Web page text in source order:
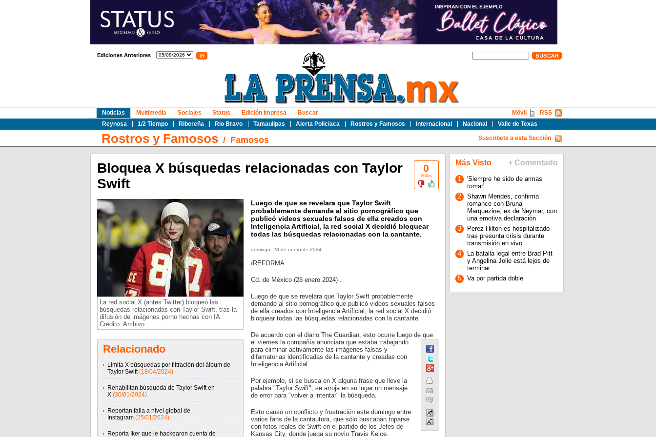
Ediciones Anteriores
Noticias
Reynosa
1/2 Tiempo Ribereña Rio Bravo Tamaulipas Alerta Policiaca Rostros y Famosos Internacional Nacional Valle de Texas
Multimedia Sociales Status Edición Impresa Buscar RSS
Móvil
Rostros y Famosos/ Famosos Suscribete a esta Sección
0
Votos
Bloquea X búsquedas relacionadas con Taylor
Swift
La red social X (antes Twitter) bloqueó las
búsquedas relacionadas con Taylor Swift, tras la
difusión de imágenes porno hechas con IA.
Crédito: Archivo
Relacionado
Limita X búsquedas por filtración del álbum de
Taylor Swift (18/04/2024)
Rehabilitan búsqueda de Taylor Swift en
X (30/01/2024)
Reportan falla a nivel global de
Instagram (25/01/2024)
Reporta Iker que le hackearon cuenta de
Luego de que se revelara que Taylor Swift
probablemente demande al sitio pornográfico que
publicó videos sexuales falsos de ella creados con
Inteligencia Artificial, la red social X decidió bloquear
todas las búsquedas relacionadas con la cantante.
domingo, 28 de enero de 2024
/REFORMA
Cd. de México (28 enero 2024) .
Luego de que se revelara que Taylor Swift probablemente
demande al sitio pornográfico que publicó videos sexuales falsos
de ella creados con Inteligencia Artificial, la red social X decidió
bloquear todas las búsquedas relacionadas con la cantante.
De acuerdo con el diario The Guardian, esto ocurre luego de que
el viernes la compañía anunciara que estaba trabajando
para eliminar activamente las imágenes falsas y
difamatorias identificadas de la cantante y creadas con
Inteligencia Artificial.
Por ejemplo, si se busca en X alguna frase que lleve la
palabra "Taylor Swift", se arroja en su lugar un mensaje
de error para "volver a intentar" la búsqueda.
Esto causó un conflicto y frustración este domingo entre
varios fans de la cantautora, que sólo buscaban toparse
con fotos reales de Swift en el partido de los Jefes de
Kansas City, donde juega su novio Travis Kelce.
Más Visto + Comentado
1
'Siempre he sido de armas
tomar'
2
Shawn Mendes, confirma
romance con Bruna
Marquezine, ex de Neymar, con
una emotiva declaración
3
Perez Hilton es hospitalizado
tras presunta crisis durante
transmisión en vivo
4
La batalla legal entre Brad Pitt
y Angelina Jolie está lejos de
terminar
5
Va por partida doble